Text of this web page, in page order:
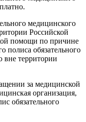
медицинского
Российской
помощи по причине
полиса обязательного
вне территории
за медицинской
организация,
обязательного